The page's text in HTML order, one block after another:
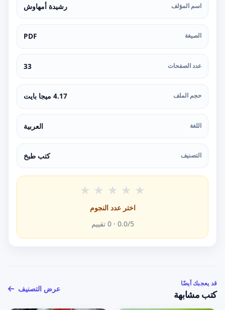
اسم المؤلف رشيدة أمهاوش
الصيغة PDF
عدد الصفحات 33
حجم الملف 4.17 ميجا بايت
اللغة العربية
التصنيف كتب طبخ
★ ★ ★ ★ ★
اختر عدد النجوم
0.0/5 ·
0 تقييم
قد يعجبك أيضًا
كتب مشابهة
عرض التصنيف